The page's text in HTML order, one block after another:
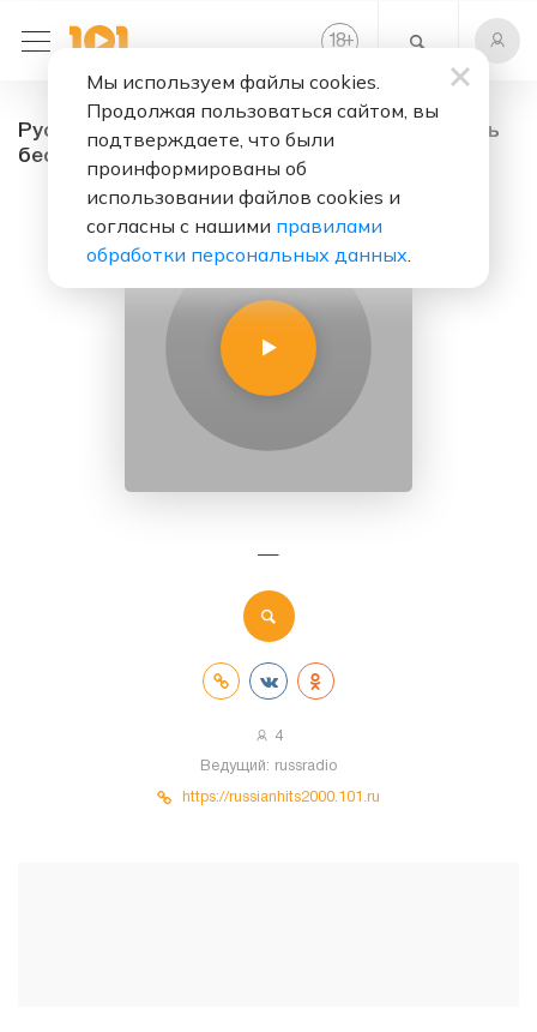
18+
Русские хиты 2000-х - радио онлайн. Слушать
бесплатно
—
4
Ведущий: russradio
https://russianhits2000.101.ru
Мы используем файлы cookies.
Продолжая пользоваться сайтом, вы
подтверждаете, что были
проинформированы об
использовании файлов cookies и
согласны с нашими правилами
обработки персональных данных.